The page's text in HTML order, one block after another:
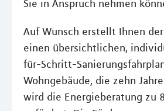
Sie in Anspruch nehmen
Auf Wunsch erstellt Ihnen
einen übersichtlichen,
für-Schritt-
Wohngebäude, die zehn
wird die Energieberatung zu